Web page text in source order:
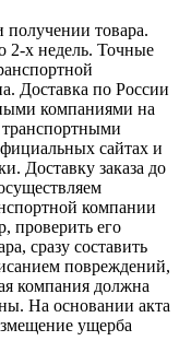
получении товара.
2-х недель. Точные
Доставка по России
компаниями на
сайтах и
Доставку заказа до
компании
проверить его
сразу составить
повреждений,
компания должна
На основании акта
ущерба